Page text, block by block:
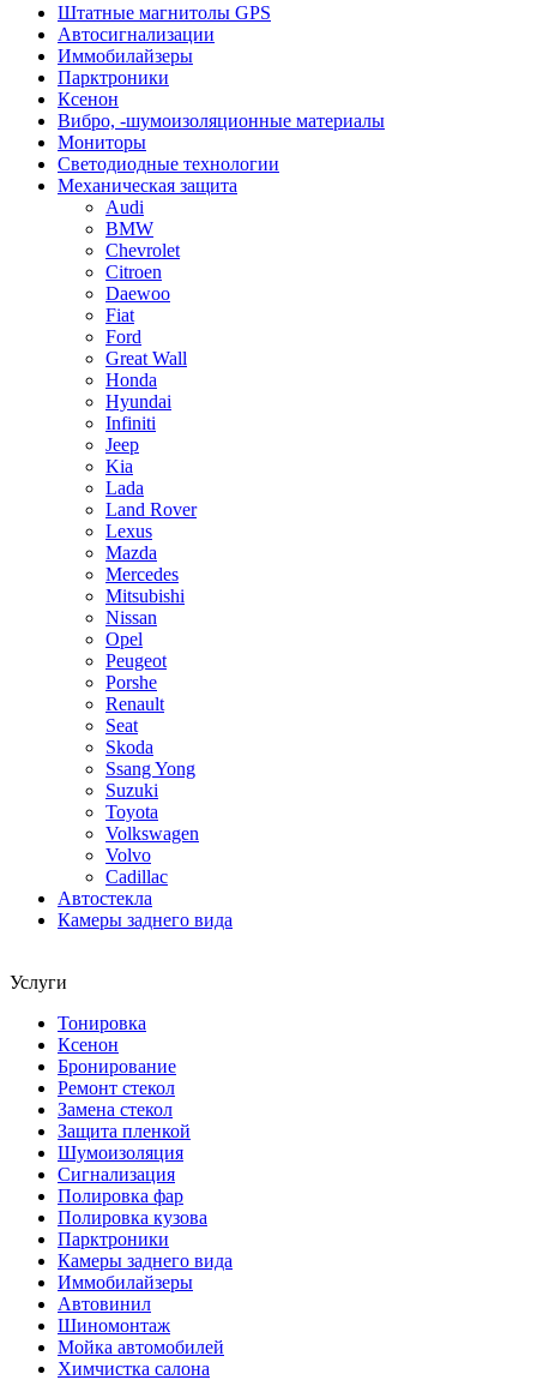
Штатные магнитолы GPS
Автосигнализации
Иммобилайзеры
Парктроники
Ксенон
Вибро, -шумоизоляционные материалы
Мониторы
Светодиодные технологии
Механическая защита
Audi
BMW
Chevrolet
Citroen
Daewoo
Fiat
Ford
Great Wall
Honda
Hyundai
Infiniti
Jeep
Kia
Lada
Land Rover
Lexus
Mazda
Mercedes
Mitsubishi
Nissan
Opel
Peugeot
Porshe
Renault
Seat
Skoda
Ssang Yong
Suzuki
Toyota
Volkswagen
Volvo
Cadillac
Автостекла
Камеры заднего вида
Услуги
Тонировка
Ксенон
Бронирование
Ремонт стекол
Замена стекол
Защита пленкой
Шумоизоляция
Сигнализация
Полировка фар
Полировка кузова
Парктроники
Камеры заднего вида
Иммобилайзеры
Автовинил
Шиномонтаж
Мойка автомобилей
Химчистка салона